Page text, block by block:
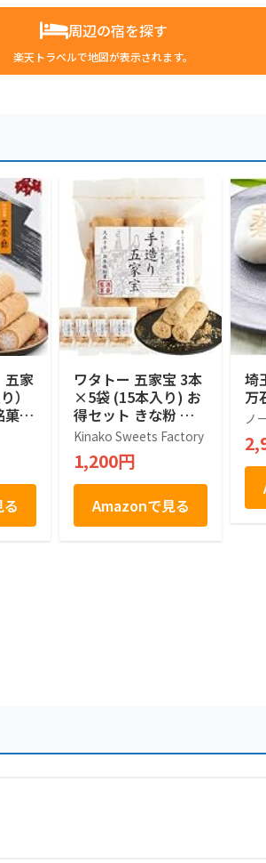
周辺の宿を探す
楽天トラベルで地図が表示されます。
五家
）
菓
銘
ト
ワタトー 五家宝 3本
×5袋 (15本入り) お
得セット きな粉 た
っぷり きな粉菓子
【テレビで紹介】ハ
ラール 老舗 無添加
(5袋セット, 五家宝)
Kinako Sweets Factory
1,200円
Amazonで見る
埼
万
ノ